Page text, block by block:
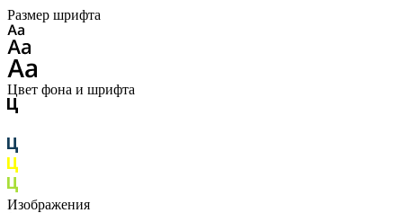
Размер шрифта
Цвет фона и шрифта
Изображения